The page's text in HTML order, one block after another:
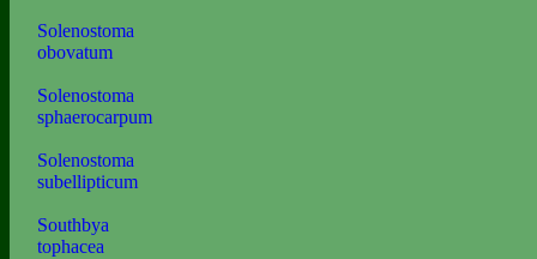
Solenostoma
obovatum
Solenostoma
sphaerocarpum
Solenostoma
subellipticum
Southbya
tophacea